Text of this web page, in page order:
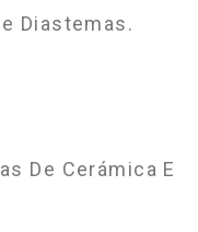
Diastemas.
De Cerámica E